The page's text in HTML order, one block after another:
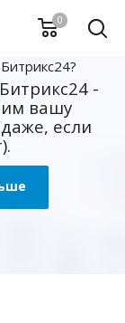
0
-
вашу
если